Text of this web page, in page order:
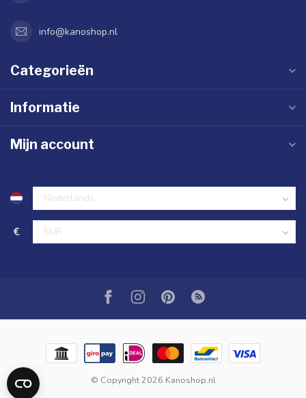
info@kanoshop.nl
Categorieën
Informatie
Mijn account
€
© Copyright 2026 Kanoshop.nl